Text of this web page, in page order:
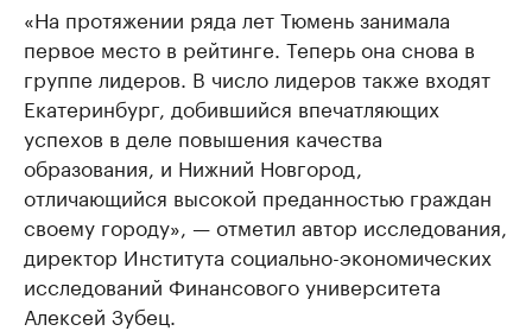
«На протяжении ряда лет Тюмень занимала
первое место в рейтинге. Теперь она снова в
группе лидеров. В число лидеров также входят
Екатеринбург, добившийся впечатляющих
успехов в деле повышения качества
образования, и Нижний Новгород,
отличающийся высокой преданностью граждан
своему городу», — отметил автор исследования,
директор Института социально-экономических
исследований Финансового университета
Алексей Зубец.